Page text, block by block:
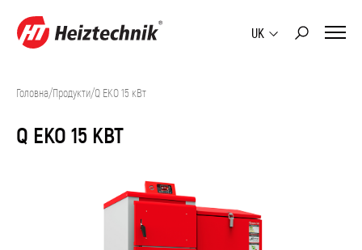
UK
Головна/Продукти/Q EKO 15 кВт
Q EKO 15 КВТ